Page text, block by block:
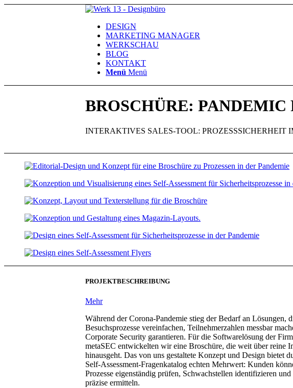
DESIGN
MARKETING MANAGER
WERKSCHAU
BLOG
KONTAKT
Menü Menü
BROSCHÜRE: PANDEMIC
INTERAKTIVES SALES-TOOL:
PROJEKTBESCHREIBUNG
Mehr
Während der Corona-Pandemie stieg der Bedarf an Lösungen,
Besuchsprozesse vereinfachen, Teilnehmerzahlen messbar
Corporate Security garantieren. Für die Softwarelösung der
metaSEC entwickelten wir eine Broschüre, die weit über reine
hinausgeht. Das von uns gestaltete Konzept und Design bietet
Self-Assessment-Fragenkatalog echten Mehrwert: Kunden
Prozesse eigenständig prüfen, Schwachstellen identifizieren
präzise ermitteln.